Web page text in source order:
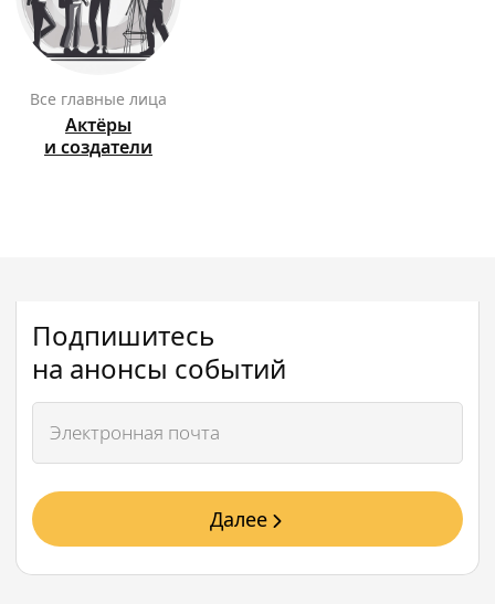
Все главные лица
Актёры
и создатели
Подпишитесь
на анонсы событий
Далее